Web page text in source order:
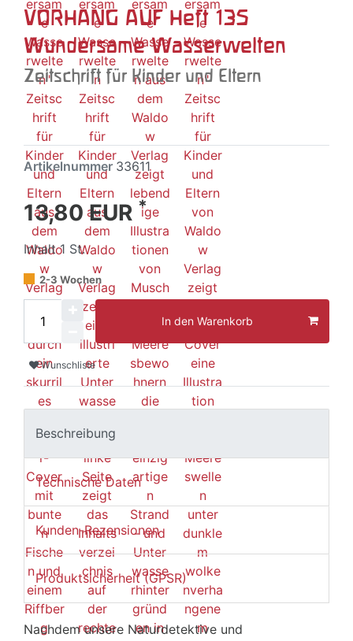
VORHANG AUF Heft 135
Wundersame Wasserwelten
Zeitschrift für Kinder und Eltern
Artikelnummer 33611
13,80 EUR *
Inhalt1 St.
2-3 Wochen
In den Warenkorb
Wunschliste
Beschreibung
Technische Daten
Kunden-Rezensionen
Produktsicherheit (GPSR)
Nachdem unsere Naturdetektive und